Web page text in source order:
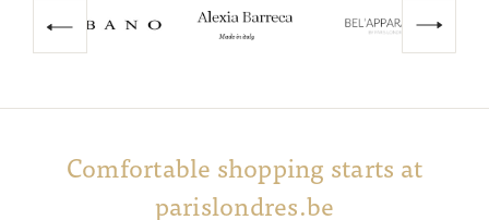
Comfortable shopping starts at
parislondres.be